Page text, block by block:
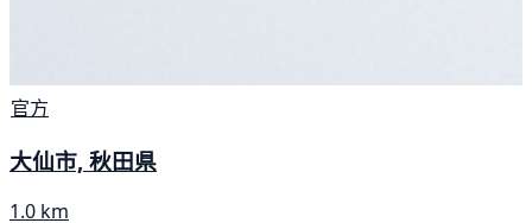
官方
大仙市, 秋田県
1.0 km